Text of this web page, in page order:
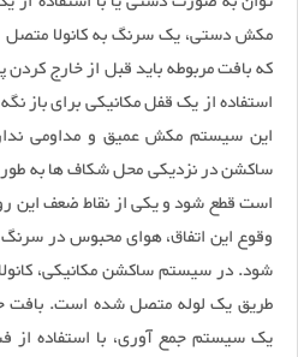
مکش دستی، یک سرنگ به کانولا متصل
استفاده از یک قفل مکانیکی برای باز
این سیستم مکش عمیق و مداومی
ساکشن در نزدیکی محل شکاف ها به
است قطع شود و یکی از نقاط ضعف
وقوع این اتفاق، هوای محبوس در سرنگ
شود. در سیستم ساکشن مکانیکی،
طریق یک لوله متصل شده است. بافت
یک سیستم جمع آوری، با استفاده